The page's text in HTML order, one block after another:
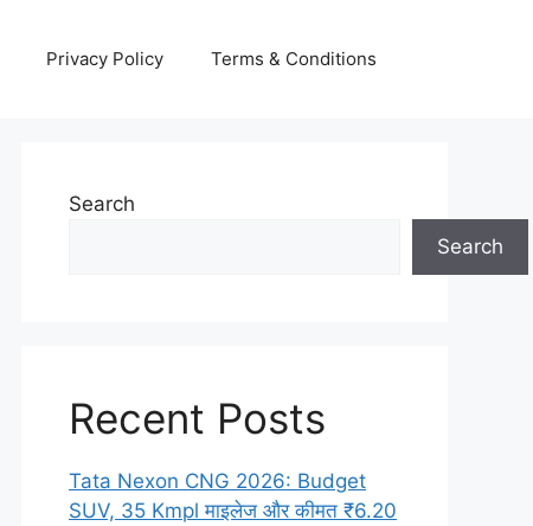
Privacy Policy Terms & Conditions
Search
Search
Recent Posts
Tata Nexon CNG 2026: Budget
SUV, 35 Kmpl माइलेज और कीमत ₹6.20